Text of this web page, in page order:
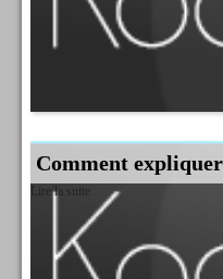
Comment
Lire la suite